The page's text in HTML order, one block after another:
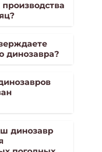
динозавра?
динозавр